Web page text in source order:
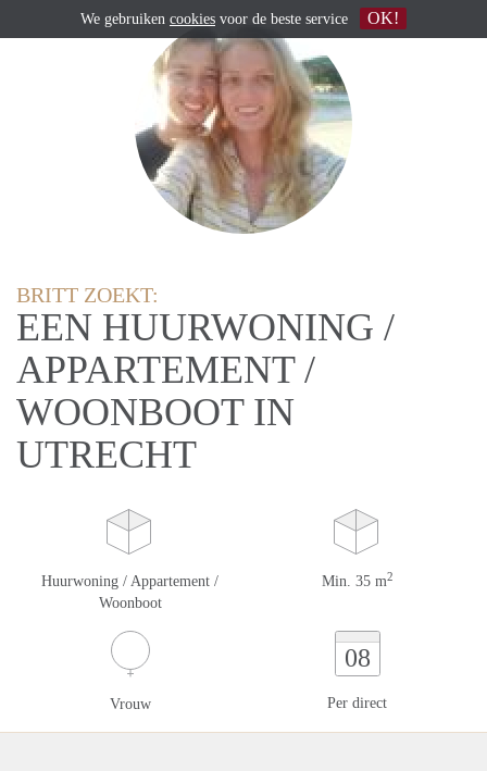
BRITT ZOEKT:
EEN HUURWONING /
APPARTEMENT /
WOONBOOT IN
UTRECHT
Huurwoning / Appartement /
Woonboot
Min. 35 m2
Vrouw
08
Per direct
We gebruiken cookies voor de beste service OK!